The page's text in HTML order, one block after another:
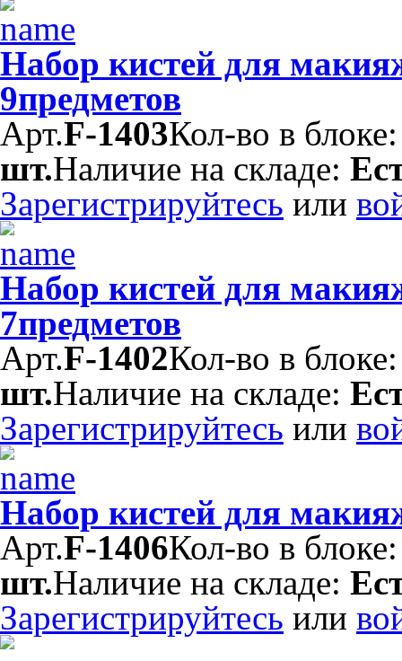
Набор кистей для
9предметов
Арт.F-1403Кол-во в
шт.Наличие на складе:
Зарегистрируйтесь или
Набор кистей для
7предметов
Арт.F-1402Кол-во в
шт.Наличие на складе:
Зарегистрируйтесь или
Набор кистей для
Арт.F-1406Кол-во в
шт.Наличие на складе:
Зарегистрируйтесь или